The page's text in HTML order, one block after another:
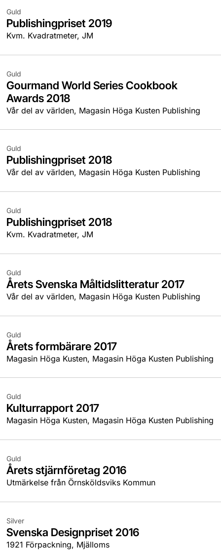
Guld
Publishingpriset 2019
Kvm. Kvadratmeter, JM
Guld
Gourmand World Series Cookbook
Awards 2018
Vår del av världen, Magasin Höga Kusten Publishing
Guld
Publishingpriset 2018
Vår del av världen, Magasin Höga Kusten Publishing
Guld
Publishingpriset 2018
Kvm. Kvadratmeter, JM
Guld
Årets Svenska Måltidslitteratur 2017
Vår del av världen, Magasin Höga Kusten Publishing
Guld
Årets formbärare 2017
Magasin Höga Kusten, Magasin Höga Kusten Publishing
Guld
Kulturrapport 2017
Magasin Höga Kusten, Magasin Höga Kusten Publishing
Guld
Årets stjärnföretag 2016
Utmärkelse från Örnsköldsviks Kommun
Silver
Svenska Designpriset 2016
1921 Förpackning, Mjälloms